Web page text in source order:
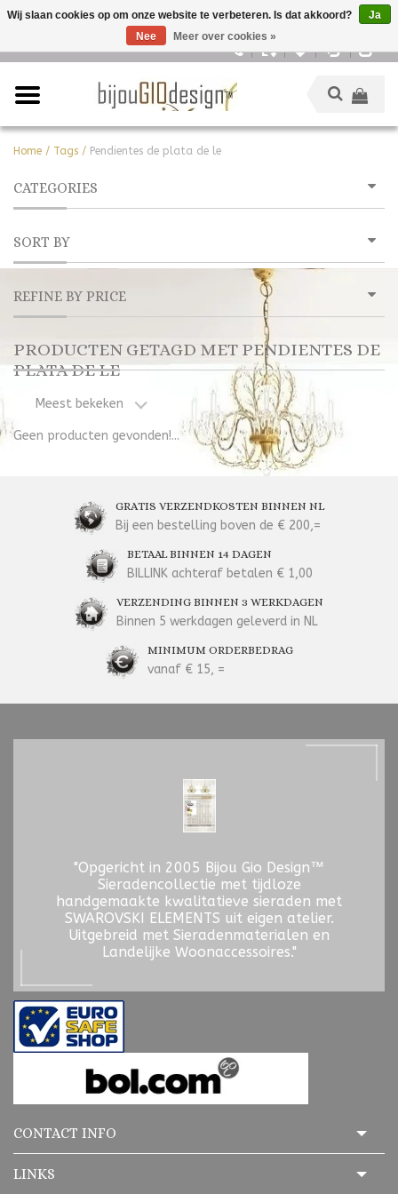
Home / Tags / Pendientes de plata de le
CATEGORIES
SORT BY
REFINE BY PRICE
PRODUCTEN GETAGD MET PENDIENTES DE
PLATA DE LE
Meest bekeken
Geen producten gevonden!...
GRATIS VERZENDKOSTEN BINNEN NL
Bij een bestelling boven de € 200,=
BETAAL BINNEN 14 DAGEN
BILLINK achteraf betalen € 1,00
VERZENDING BINNEN 3 WERKDAGEN
Binnen 5 werkdagen geleverd in NL
MINIMUM ORDERBEDRAG
vanaf € 15, =
"Opgericht in 2005 Bijou Gio Design™
Sieradencollectie met tijdloze
handgemaakte kwalitatieve sieraden met
SWAROVSKI ELEMENTS uit eigen atelier.
Uitgebreid met Sieradenmaterialen en
Landelijke Woonaccessoires."
CONTACT INFO
LINKS
Wij slaan cookies op om onze website te verbeteren. Is dat akkoord?
Ja
Nee
Meer over cookies »